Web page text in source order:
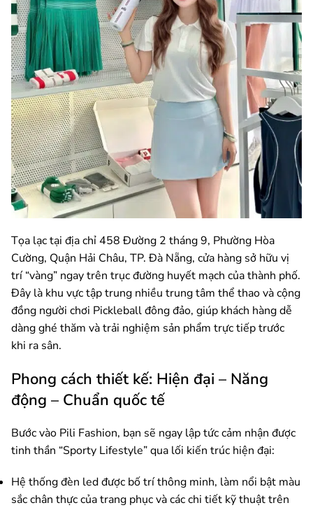
Tọa lạc tại địa chỉ 458 Đường 2 tháng 9, Phường Hòa
Cường, Quận Hải Châu, TP. Đà Nẵng, cửa hàng sở hữu vị
trí “vàng” ngay trên trục đường huyết mạch của thành phố.
Đây là khu vực tập trung nhiều trung tâm thể thao và cộng
đồng người chơi Pickleball đông đảo, giúp khách hàng dễ
dàng ghé thăm và trải nghiệm sản phẩm trực tiếp trước
khi ra sân.
Phong cách thiết kế: Hiện đại – Năng
động – Chuẩn quốc tế
Bước vào Pili Fashion, bạn sẽ ngay lập tức cảm nhận được
tinh thần “Sporty Lifestyle” qua lối kiến trúc hiện đại:
Hệ thống đèn led được bố trí thông minh, làm nổi bật màu
sắc chân thực của trang phục và các chi tiết kỹ thuật trên